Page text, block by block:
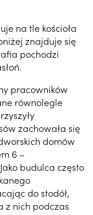
na tle kościoła
znajduje się
pochodzi
pracowników
równolegle
zachowała się
domów
6 –
budulca często
do stodół,
z nich podczas